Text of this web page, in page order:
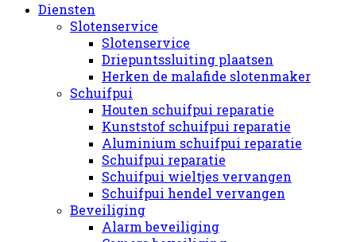
Diensten
Slotenservice
Slotenservice
Driepuntssluiting plaatsen
Herken de malafide slotenmaker
Schuifpui
Houten schuifpui reparatie
Kunststof schuifpui reparatie
Aluminium schuifpui reparatie
Schuifpui reparatie
Schuifpui wieltjes vervangen
Schuifpui hendel vervangen
Beveiliging
Alarm beveiliging